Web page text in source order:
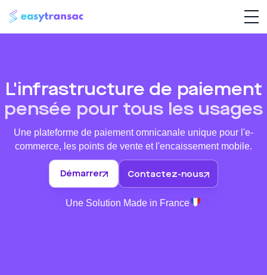
L'infrastructure de paiement
pensée pour tous les usages
Une plateforme de paiement omnicanale unique pour l'e-
commerce, les points de vente et l'encaissement mobile.
Démarrer Contactez-nous
Une Solution Made in France